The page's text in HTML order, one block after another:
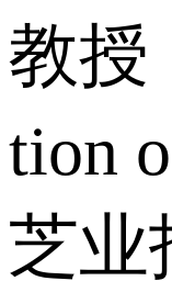
教授
tion
芝业